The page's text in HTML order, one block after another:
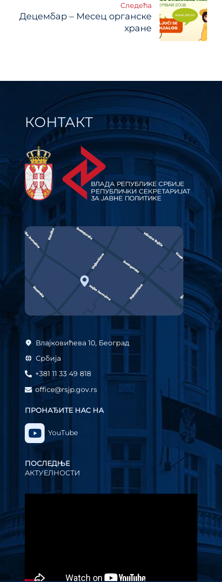
Следећа
Дeцeмбaр – Meсeц oргaнскe
хрaнe
КОНТАКТ
Влајковићева 10, Београд
Србија
+381 11 33 49 818
office@rsjp.gov.rs
ПРОНАЂИТЕ НАС НА
YouTube
ПОСЛЕДЊЕ
АКТУЕЛНОСТИ
видео